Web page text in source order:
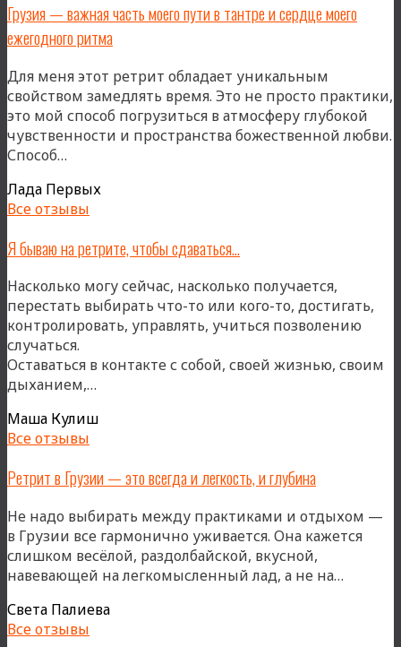
раскрывается,
местами
пугает
меня)»
Грузия — важная часть моего пути в тантре и сердце моего
ежегодного ритма
Для меня этот ретрит обладает уникальным
свойством замедлять время. Это не просто практики,
это мой способ погрузиться в атмосферу глубокой
чувственности и пространства божественной любви.
Способ…
важная
часть
пути
тантре
и
сердце
моего
ежегодного
ритма»
Лада Первых
Все отзывы
Я бываю на ретрите, чтобы сдаваться…
Насколько могу сейчас, насколько получается,
перестать выбирать что-то или кого-то, достигать,
контролировать, управлять, учиться позволению
случаться.
Оставаться в контакте с собой, своей жизнью, своим
дыханием,…
на
сдаваться…»
Маша Кулиш
Все отзывы
Ретрит в Грузии — это всегда и легкость, и глубина
Не надо выбирать между практиками и отдыхом —
в Грузии все гармонично уживается. Она кажется
слишком весёлой, раздолбайской, вкусной,
навевающей на легкомысленный лад, а не на…
Света Палиева
Все отзывы